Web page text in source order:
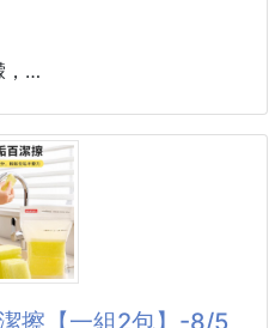
辦公或外出皆適合，為日
下來！
到果肉果皮
擦【一組2包】-8/5